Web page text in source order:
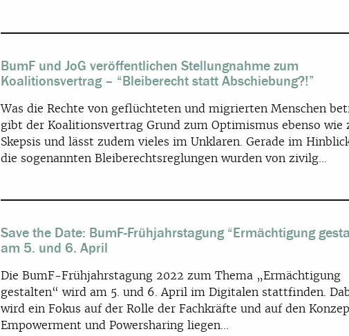
BumF und JoG veröffentlichen Stellungnahme zum
Koalitionsvertrag – “Bleiberecht statt Abschiebung?!”
Was die Rechte von geflüchteten und migrierten Menschen
gibt der Koalitionsvertrag Grund zum Optimismus ebenso wie
Skepsis und lässt zudem vieles im Unklaren. Gerade im
die sogenannten Bleiberechtsreglungen wurden von zivilg...
Save the Date: BumF-Frühjahrstagung “Ermächtigung
am 5. und 6. April
Die BumF-Frühjahrstagung 2022 zum Thema „Ermächtigung
gestalten“ wird am 5. und 6. April im Digitalen stattfinden.
wird ein Fokus auf der Rolle der Fachkräfte und auf den
Empowerment und Powersharing liegen...